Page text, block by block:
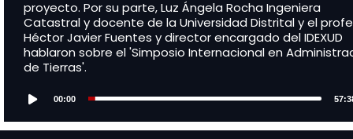
proyecto. Por su parte, Luz Ángela Rocha Ingeniera
Catastral y docente de la Universidad Distrital y el
Héctor Javier Fuentes y director encargado del IDEXUD
hablaron sobre el 'Simposio Internacional en
de Tierras'.
Audio
Player00:00